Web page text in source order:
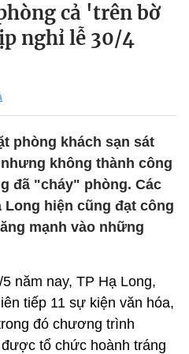
cả 'trên bờ
nghỉ lễ 30/4
phòng khách sạn sát
không thành công
đã "cháy" phòng. Các
hiện cũng đạt công
mạnh vào những
năm nay, TP Hạ Long,
tiếp 11 sự kiện văn hóa,
đó chương trình
tổ chức hoành tráng